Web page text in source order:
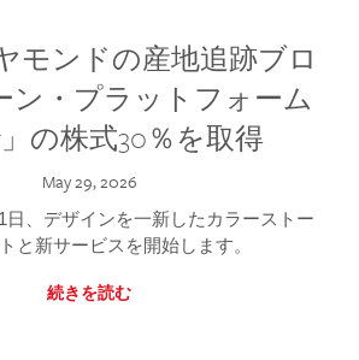
モンドの産地追跡ブロ
ン・プラットフォーム
」の株式30％を取得
May 29, 2026
日、デザインを一新したカラーストー
と新サービスを開始します。
続きを読む